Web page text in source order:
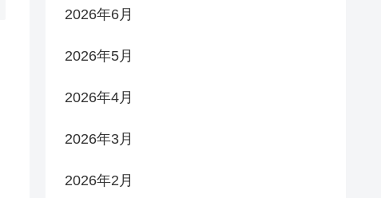
2026年6月
2026年5月
2026年4月
2026年3月
2026年2月